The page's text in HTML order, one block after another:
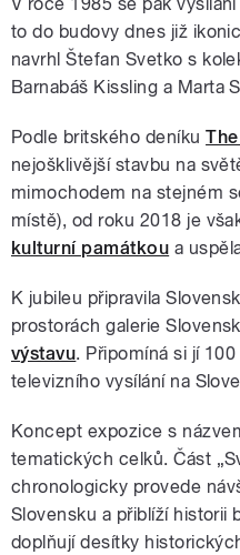
to do budovy dnes již
navrhl Štefan Svetko s
Barnabáš Kissling a Marta
Podle britského deníku
nejošklivější stavbu na
mimochodem na stejném
místě), od roku 2018 je
kulturní památkou a
K jubileu připravila
prostorách galerie
výstavu. Připomíná si jí
televizního vysílání na
Koncept expozice s
tematických celků. Část
chronologicky provede
Slovensku a přiblíží historii
doplňují desítky